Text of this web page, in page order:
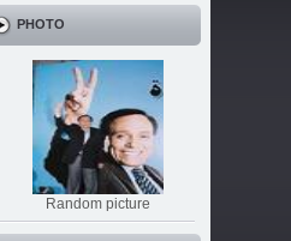
PHOTO
Random picture